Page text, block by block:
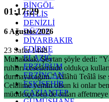
BİNGÖL
BİTLİS
DENİZLİ
DÜZCE
DİYARBAKIR
EDİRNE
ELAZIĞ
ERZURUM
ERZİNCAN
ESKİŞEHİR
GAZİANTEP
01:17:28
6 Ağustos 2026
23 Safer 1448
Muhakkak, Şeytan şöyle dedi:
ruhları cesetlerinde oldukça
durmayacağım." Allâhü Teâlâ
Celâlime yemin olsun ki onlar
müddetçe ben de onları